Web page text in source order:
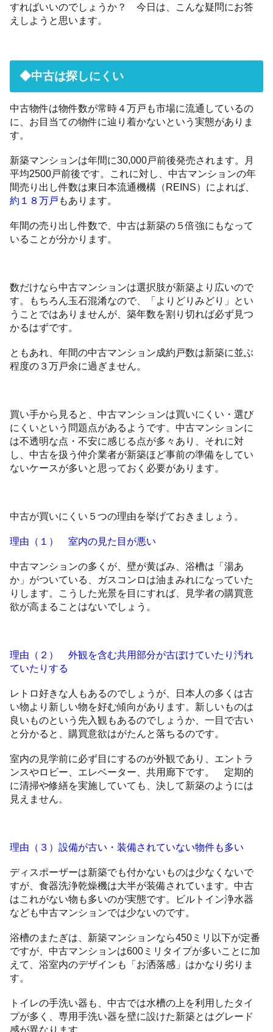
すればいいのでしょうか？ 今日は、こんな疑問にお答
えしようと思います。
◆中古は探しにくい
中古物件は物件数が常時４万戸も市場に流通しているの
に、お目当ての物件に辿り着かないという実態がありま
す。
新築マンションは年間に30,000戸前後発売されます。月
平均2500戸前後です。これに対し、中古マンションの年
間売り出し件数は東日本流通機構（REINS）によれば、
約１８万戸 もあります。
年間の売り出し件数で、中古は新築の５倍強にもなって
いることが分かります。
数だけなら中古マンションは選択肢が新築より広いので
す。もちろん玉石混淆なので、「よりどりみどり」とい
うことではありませんが、築年数を割り切れば必ず見つ
かるはずです。
ともあれ、年間の中古マンション成約戸数は新築に並ぶ
程度の３万戸余に過ぎません。
買い手から見ると、中古マンションは買いにくい・選び
にくいという問題点があるようです。中古マンションに
は不透明な点・不安に感じる点が多々あり、それに対
し、中古を扱う仲介業者が新築ほど事前の準備をしてい
ないケースが多いと思っておく必要があります。
中古が買いにくい５つの理由を挙げておきましょう。
理由（１） 室内の見た目が悪い
中古マンションの多くが、壁が黄ばみ、浴槽は「湯あ
か」がついている、ガスコンロは油まみれになっていた
りします。こうした光景を目にすれば、見学者の購買意
欲が高まることはないでしょう。
理由（２） 外観を含む共用部分が古ぼけていたり汚れ
ていたりする
レトロ好きな人もあるのでしょうが、日本人の多くは古
い物より新しい物を好む傾向があります。新しいものは
良いものという先入観もあるのでしょうか、一目で古い
と分かると、購買意欲はがたんと落ちるのです。
室内の見学前に必ず目にするのが外観であり、エントラ
ンスやロビー、エレベーター、共用廊下です。 定期的
に清掃や修繕を実施していても、決して新築のようには
見えません。
理由（３）設備が古い・装備されていない物件も多い
ディスポーザーは新築でも付かないものは少なくないで
すが、食器洗浄乾燥機は大半が装備されています。中古
はこれがない物も多いのが実態です。ビルトイン浄水器
なども中古マンションでは少ないのです。
浴槽のまたぎは、新築マンションなら450ミリ以下が定番
ですが、中古マンションは600ミリタイプが多いことに加
えて、浴室内のデザインも「お洒落感」はかなり劣りま
す。
トイレの手洗い器も、中古では水槽の上を利用したタイ
プが多く、専用手洗い器を壁に設けた新築とはグレード
感が異なります。